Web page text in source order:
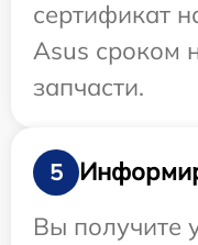
сертификат
Asus сроком
запчасти.
5
Вы получите